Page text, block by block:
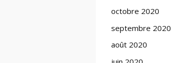
octobre 2020
septembre 2020
août 2020